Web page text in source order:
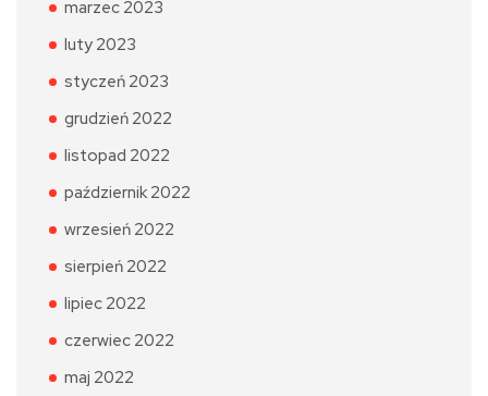
marzec 2023
luty 2023
styczeń 2023
grudzień 2022
listopad 2022
październik 2022
wrzesień 2022
sierpień 2022
lipiec 2022
czerwiec 2022
maj 2022